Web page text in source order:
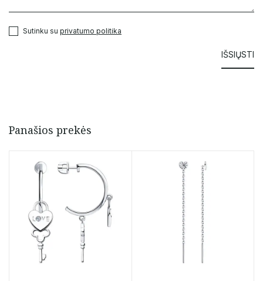
Sutinku su privatumo politika
Panašios prekės